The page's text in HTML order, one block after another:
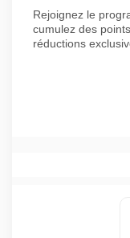
Rejoignez le
cumulez des
réductions